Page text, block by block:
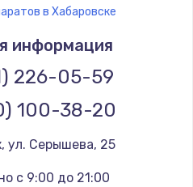
печать
руб.
головки
в Хабаровске
информация
226-05-59
100-38-20
, ул. Серышева, 25
с 9:00 до 21:00